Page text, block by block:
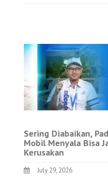
Sering Diabaikan,
Mobil Menyala Bisa
Kerusakan
July 29, 2026